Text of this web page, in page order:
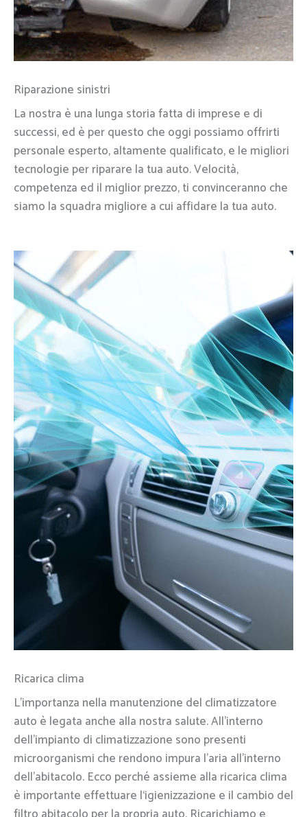
Riparazione sinistri
La nostra è una lunga storia fatta di imprese e di
successi, ed è per questo che oggi possiamo offrirti
personale esperto, altamente qualificato, e le migliori
tecnologie per riparare la tua auto. Velocità,
competenza ed il miglior prezzo, ti convinceranno che
siamo la squadra migliore a cui affidare la tua auto.
Ricarica clima
L’importanza nella manutenzione del climatizzatore
auto è legata anche alla nostra salute. All’interno
dell’impianto di climatizzazione sono presenti
microorganismi che rendono impura l’aria all’interno
dell’abitacolo. Ecco perché assieme alla ricarica clima
è importante effettuare l‘igienizzazione e il cambio del